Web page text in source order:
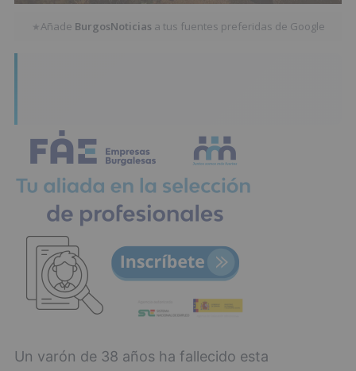
★Añade BurgosNoticias a tus fuentes preferidas de Google
Un varón de 38 años ha fallecido esta